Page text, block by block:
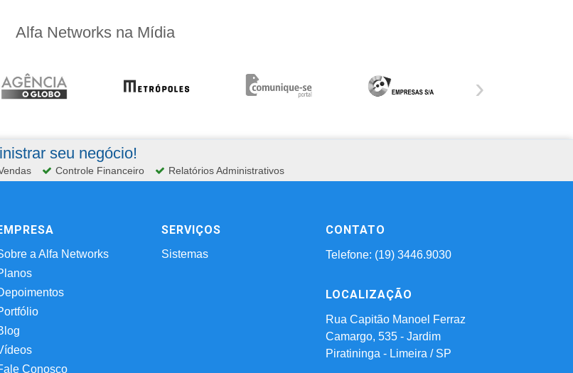
Alfa Networks na Mídia
›
seu negócio!
Controle Financeiro Relatórios Administrativos
a Alfa Networks
Conosco
SERVIÇOS
Sistemas
CONTATO
Telefone: (19) 3446.9030
LOCALIZAÇÃO
Rua Capitão Manoel Ferraz
Camargo, 535 - Jardim
Piratininga - Limeira / SP